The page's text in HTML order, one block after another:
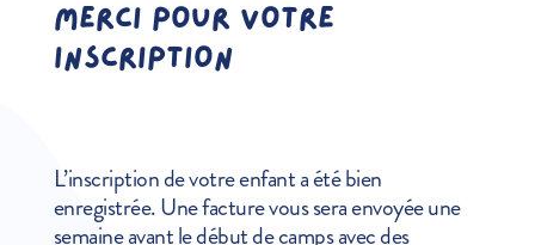
Merci pour votre
inscription
L’inscription de votre enfant a été bien
enregistrée. Une facture vous sera envoyée une
semaine avant le début de camps avec des